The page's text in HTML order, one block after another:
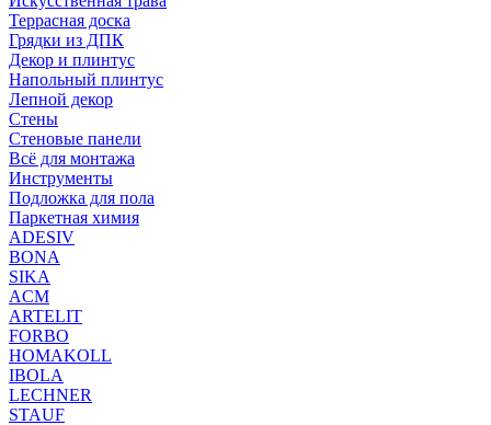
Террасная доска
Грядки из ДПК
Декор и плинтус
Напольный плинтус
Лепной декор
Стены
Стеновые панели
Всё для монтажа
Инструменты
Подложка для пола
Паркетная химия
ADESIV
BONA
SIKA
ACM
ARTELIT
FORBO
HOMAKOLL
IBOLA
LECHNER
STAUF